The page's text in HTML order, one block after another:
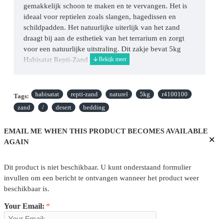
gemakkelijk schoon te maken en te vervangen. Het is
ideaal voor reptielen zoals slangen, hagedissen en
schildpadden. Het natuurlijke uiterlijk van het zand
draagt bij aan de esthetiek van het terrarium en zorgt
voor een natuurlijke uitstraling. Dit zakje bevat 5kg
Habisatat Repti-Zand Naturel.
Tags: habisatat repti-zand naturel 5kg
r4100100
zand
/ desert bedding
×
EMAIL ME WHEN THIS PRODUCT BECOMES AVAILABLE
AGAIN
Dit product is niet beschikbaar. U kunt onderstaand formulier
invullen om een bericht te ontvangen wanneer het product weer
beschikbaar is.
Your Email: